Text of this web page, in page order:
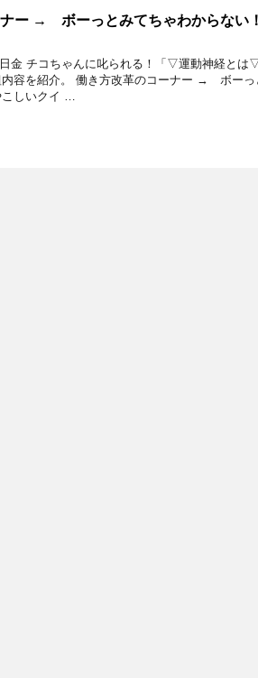
ー → ボーっとみてちゃわからない
金 チコちゃんに叱られる！「▽運動神経と
内容を紹介。 働き方改革のコーナー → ボーっ
こしいクイ …